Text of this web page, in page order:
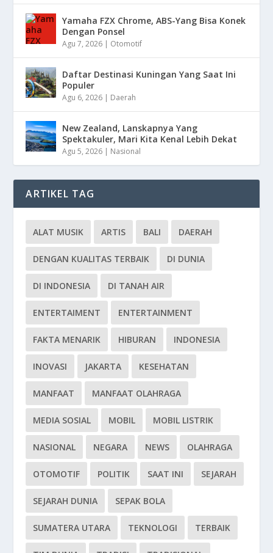
Yamaha FZX Chrome, ABS-Yang Bisa Konek
Dengan Ponsel
Agu 7, 2026 | Otomotif
Daftar Destinasi Kuningan Yang Saat Ini
Populer
Agu 6, 2026 | Daerah
New Zealand, Lanskapnya Yang
Spektakuler, Mari Kita Kenal Lebih Dekat
Agu 5, 2026 | Nasional
ARTIKEL TAG
ALAT MUSIK ARTIS BALI DAERAH
DENGAN KUALITAS TERBAIK DI DUNIA
DI INDONESIA DI TANAH AIR
ENTERTAIMENT ENTERTAINMENT
FAKTA MENARIK HIBURAN INDONESIA
INOVASI JAKARTA KESEHATAN
MANFAAT MANFAAT OLAHRAGA
MEDIA SOSIAL MOBIL MOBIL LISTRIK
NASIONAL NEGARA NEWS OLAHRAGA
OTOMOTIF POLITIK SAAT INI SEJARAH
SEJARAH DUNIA SEPAK BOLA
SUMATERA UTARA TEKNOLOGI TERBAIK